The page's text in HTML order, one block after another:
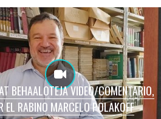
BEHAALOTEJA VIDEO/COMENTARIO,
EL RABINO MARCELO POLAKOFF